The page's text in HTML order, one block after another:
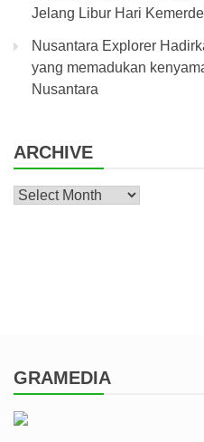
Jelang Libur Hari
Nusantara Explorer
yang memadukan
Nusantara
ARCHIVE
Archive
GRAMEDIA